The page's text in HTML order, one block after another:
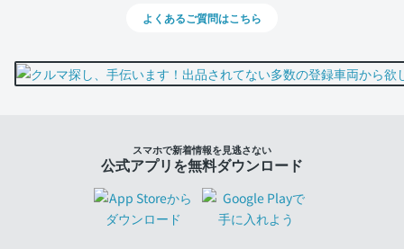
よくあるご質問はこちら
スマホで新着情報を見逃さない
公式アプリを無料ダウンロード